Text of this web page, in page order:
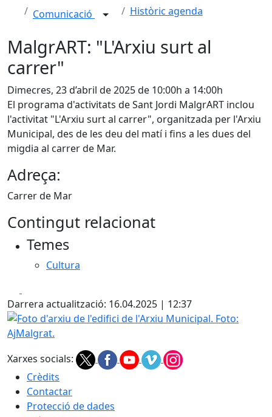
Comunicació Històric agenda
MalgrART: "L'Arxiu surt al
carrer"
Dimecres, 23 d’abril de 2025 de 10:00h a 14:00h
El programa d'activitats de Sant Jordi MalgrART inclou
l'activitat "L'Arxiu surt al carrer", organitzada per l'Arxiu
Municipal, des de les deu del matí i fins a les dues del
migdia al carrer de Mar.
Adreça:
Carrer de Mar
Contingut relacionat
Temes
Cultura
Darrera actualització: 16.04.2025 | 12:37
Foto d'arxiu de l'edifici de l'Arxiu Municipal. Foto:
Xarxes socials:
Crèdits
Contactar
Protecció de dades